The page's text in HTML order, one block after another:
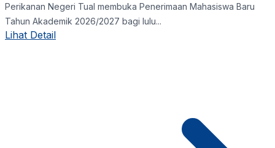
Perikanan Negeri Tual membuka Penerimaan Mahasiswa Baru
Tahun Akademik 2026/2027 bagi lulu...
Lihat Detail